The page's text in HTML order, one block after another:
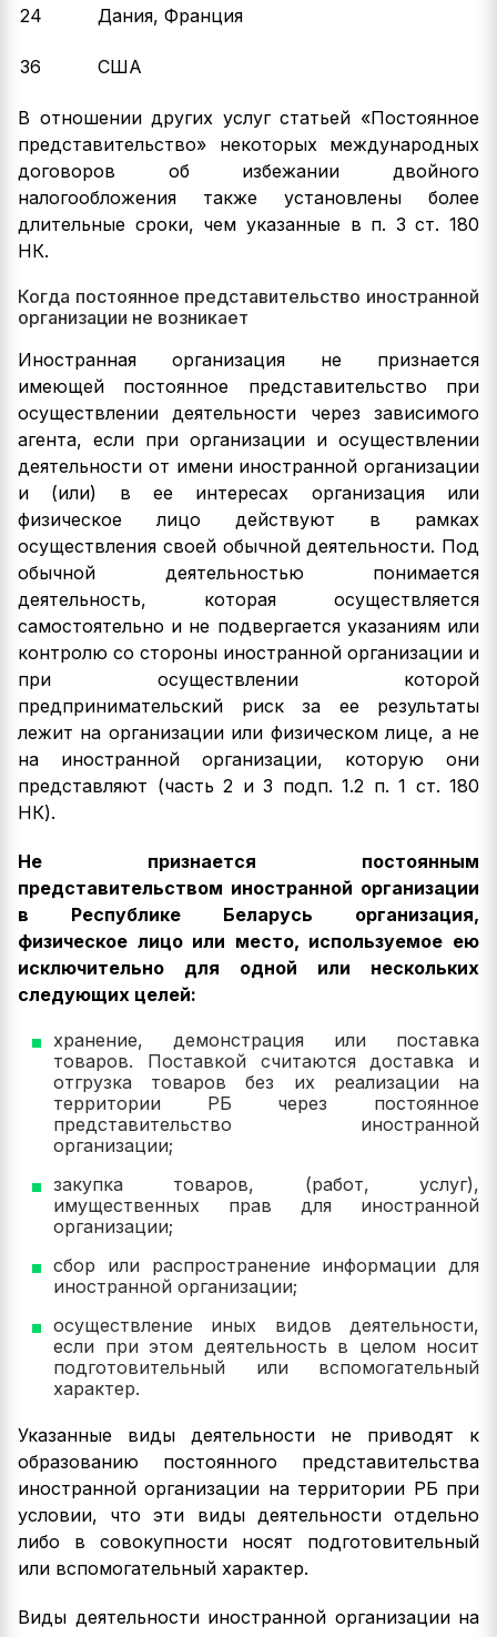
24 Дания, Франция
36 США
В отношении других услуг статьей «Постоянное
представительство» некоторых международных
договоров об избежании двойного
налогообложения также установлены более
длительные сроки, чем указанные в п. 3 ст. 180
НК.
Когда постоянное представительство иностранной
организации не возникает
Иностранная организация не признается
имеющей постоянное представительство при
осуществлении деятельности через зависимого
агента, если при организации и осуществлении
деятельности от имени иностранной организации
и (или) в ее интересах организация или
физическое лицо действуют в рамках
осуществления своей обычной деятельности. Под
обычной деятельностью понимается
деятельность, которая осуществляется
самостоятельно и не подвергается указаниям или
контролю со стороны иностранной организации и
при осуществлении которой
предпринимательский риск за ее результаты
лежит на организации или физическом лице, а не
на иностранной организации, которую они
представляют (часть 2 и 3 подп. 1.2 п. 1 ст. 180
НК).
Не признается постоянным
представительством иностранной организации
в Республике Беларусь организация,
физическое лицо или место, используемое ею
исключительно для одной или нескольких
следующих целей:
хранение, демонстрация или поставка
товаров. Поставкой считаются доставка и
отгрузка товаров без их реализации на
территории РБ через постоянное
представительство иностранной
организации;
закупка товаров, (работ, услуг),
имущественных прав для иностранной
организации;
сбор или распространение информации для
иностранной организации;
осуществление иных видов деятельности,
если при этом деятельность в целом носит
подготовительный или вспомогательный
характер.
Указанные виды деятельности не приводят к
образованию постоянного представительства
иностранной организации на территории РБ при
условии, что эти виды деятельности отдельно
либо в совокупности носят подготовительный
или вспомогательный характер.
Виды деятельности иностранной организации на